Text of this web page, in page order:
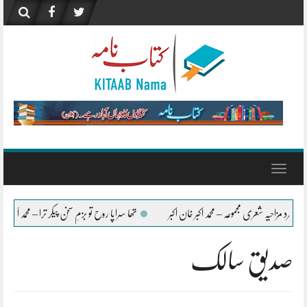
content
Toggle
مجموعہ – محمد اکبر خان اکبر تھا سراپا روح تو بزمِ سخن پیکر ترا – محمد اکبر خان اکبر
صدیق سالک